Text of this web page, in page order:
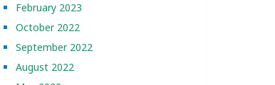
February 2023
October 2022
September 2022
August 2022